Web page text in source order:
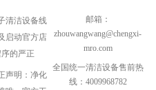
清洁设备线
启动官方店
的严正
声明：净化
邮箱：
zhouwangwang@chengxi-
mro.com
全国统一清洁设备售前热
线：4009968782